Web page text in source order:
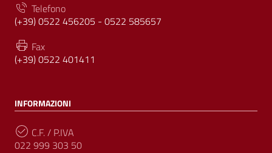
Telefono
(+39) 0522 456205 - 0522 585657
Fax
(+39) 0522 401411
INFORMAZIONI
C.F. / P.IVA
022 999 303 50